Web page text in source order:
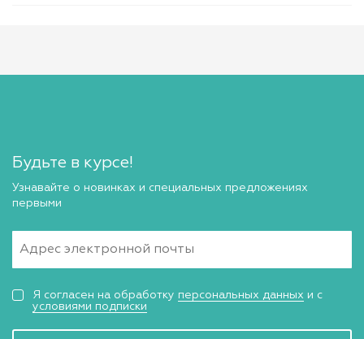
Будьте в курсе!
Узнавайте о новинках и специальных предложениях
первыми
Я согласен на обработку персональных данных и с
условиями подписки